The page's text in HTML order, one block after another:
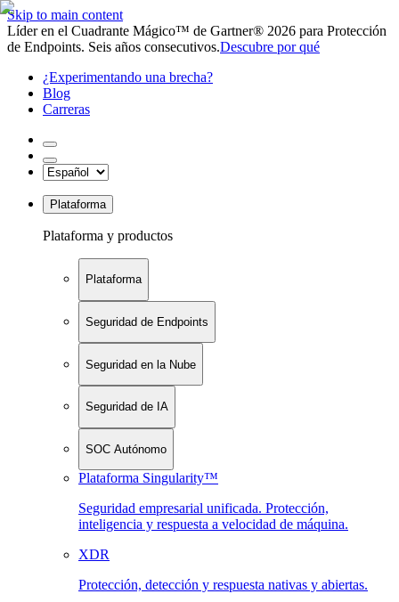
Skip to main content
Líder en el Cuadrante Mágico™ de Gartner® 2026 para Protección
de Endpoints. Seis años consecutivos.Descubre por qué
¿Experimentando una brecha?
Blog
Carreras
Plataforma
Plataforma y productos
Plataforma
Seguridad de Endpoints
Seguridad en la Nube
Seguridad de IA
SOC Autónomo
Plataforma Singularity™
Seguridad empresarial unificada. Protección,
inteligencia y respuesta a velocidad de máquina.
XDR
Protección, detección y respuesta nativas y abiertas.